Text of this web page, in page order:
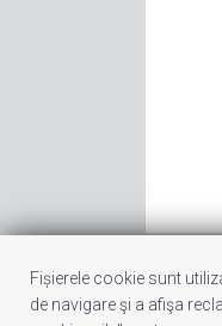
©
Fișierele cookie sunt
de navigare şi a afişa